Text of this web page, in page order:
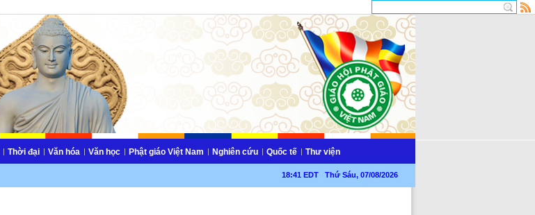
Thời đại Văn hóa Văn học Phật giáo Việt Nam Nghiên cứu Quốc tế Thư viện
18:41 EDT Thứ Sáu, 07/08/2026